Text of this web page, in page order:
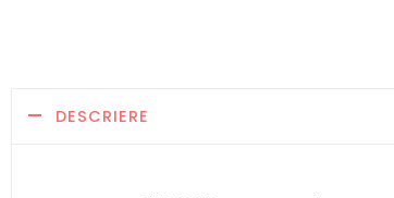
DESCRIERE